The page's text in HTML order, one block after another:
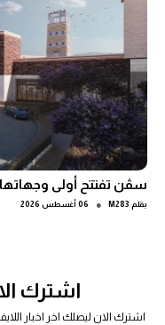
سڤن تفتتح أولى وجهاتها
بقلم M283
● 06 أغسطس 2026
اشترك الان في
اشترك الان ليصلك اخر اخبار